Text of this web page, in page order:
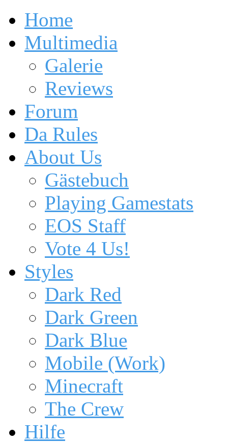
Home
Multimedia
Galerie
Reviews
Forum
Da Rules
About Us
Gästebuch
Playing Gamestats
EOS Staff
Vote 4 Us!
Styles
Dark Red
Dark Green
Dark Blue
Mobile (Work)
Minecraft
The Crew
Hilfe